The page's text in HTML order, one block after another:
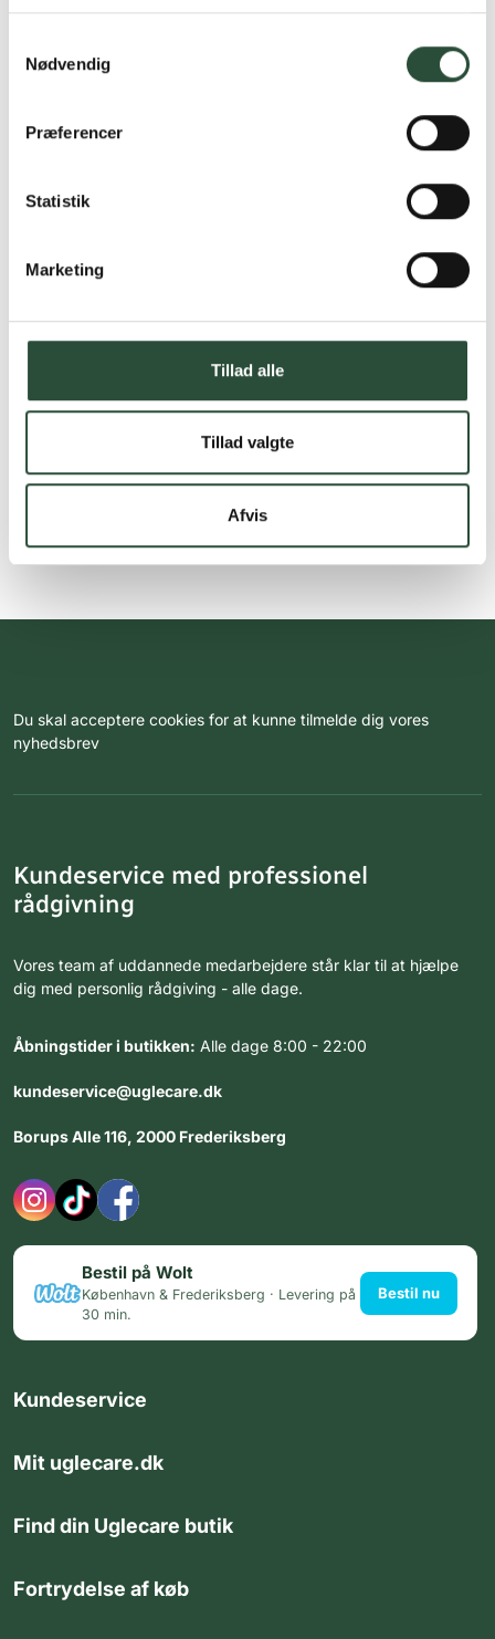
Nødvendig
Præferencer
Statistik
Marketing
Tillad alle
Tillad valgte
Afvis
Du skal acceptere cookies for at kunne tilmelde dig vores
nyhedsbrev
Kundeservice med professionel
rådgivning
Vores team af uddannede medarbejdere står klar til at hjælpe
dig med personlig rådgiving - alle dage.
Åbningstider i butikken: Alle dage 8:00 - 22:00
kundeservice@uglecare.dk
Borups Alle 116, 2000 Frederiksberg
Bestil på Wolt
København & Frederiksberg · Levering på
30 min.
Bestil nu
Kundeservice
Mit uglecare.dk
Find din Uglecare butik
Fortrydelse af køb